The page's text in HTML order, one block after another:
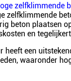
zelfklimmende
zelfklimmende
beton plaatsen
en
een
waaronder